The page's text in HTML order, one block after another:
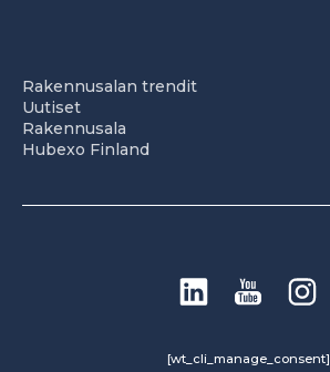
Rakennusalan trendit
Uutiset
Rakennusala
Hubexo Finland
[wt_cli_manage_consent]